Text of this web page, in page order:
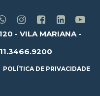
- VILA MARIANA -
POLÍTICA DE PRIVACIDADE